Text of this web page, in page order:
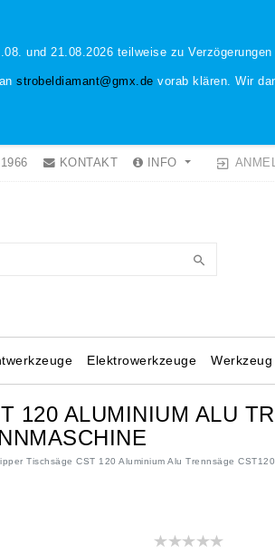
und 21.08.2026 teilweise zu Verzögerungen
strobeldiamant@gmx.de vorab klären. Wir
KONTAKT INFO
Elektrowerkzeuge Werkzeug
120 ALUMINIUM ALU
Tischsäge CST 120 Aluminium Alu Trennsäge